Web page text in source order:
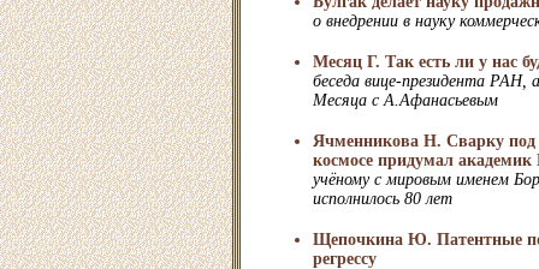
о внедрении в науку
Месяц Г. Так есть ли у нас
беседа вице-президента РАН,
Месяца с А.Афанасьевым
Ячменникова Н. Сварку под
космосе придумал академик
учёному с мировым именем
исполнилось 80 лет
Щепочкина Ю. Патентные
регрессу